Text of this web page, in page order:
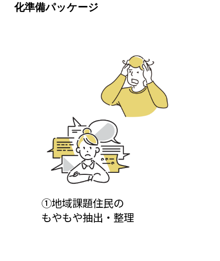
化準備パッケージ
①地域課題住民の
もやもや抽出・整理